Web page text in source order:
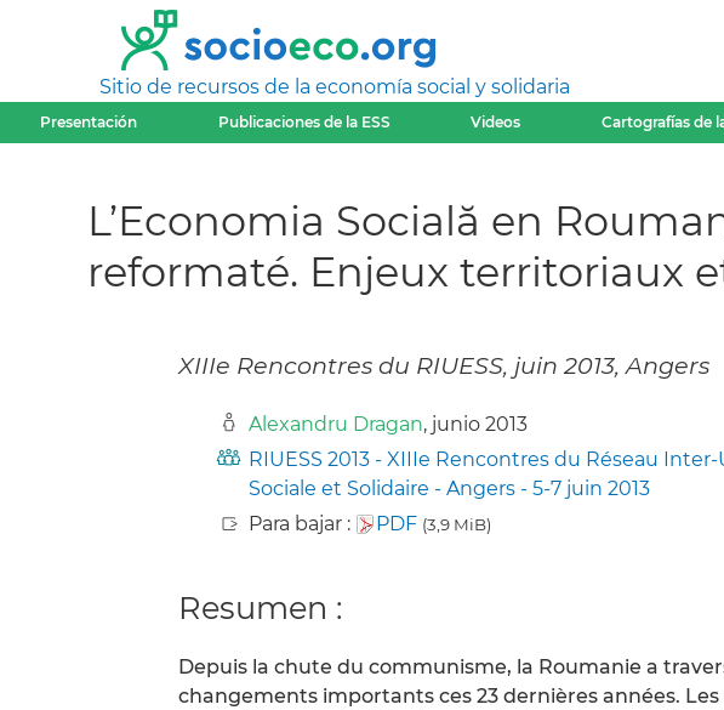
Sitio de recursos de la economía social y solidaria
Presentación Publicaciones de la ESS Videos Cartografías de
L’Economia Socială en
reformaté. Enjeux territoriaux
XIIIe Rencontres du RIUESS, juin 2013, Angers
Alexandru Dragan, junio 2013
RIUESS 2013 - XIIIe Rencontres du Réseau
Sociale et Solidaire - Angers - 5-7 juin 2013
Para bajar :
PDF (3,9 MiB)
Resumen :
Depuis la chute du communisme, la Roumanie a
changements importants ces 23 dernières années.